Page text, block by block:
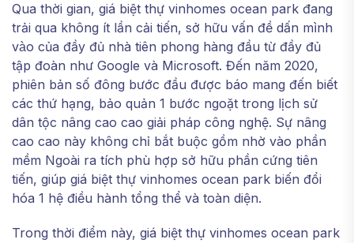
Qua thời gian, giá biệt thự vinhomes ocean park đang
trải qua không ít lần cải tiến, sở hữu vấn đề dấn mình
vào của đầy đủ nhà tiên phong hàng đầu từ đầy đủ
tập đoàn như Google và Microsoft. Đến năm 2020,
phiên bản số đông bước đầu được báo mang đến biết
các thứ hạng, bảo quản 1 bước ngoặt trong lịch sử
dân tộc nâng cao cao giải pháp công nghệ. Sự nâng
cao cao này không chỉ bắt buộc gồm nhờ vào phần
mềm Ngoài ra tích phù hợp sở hữu phần cứng tiên
tiến, giúp giá biệt thự vinhomes ocean park biến đổi
hóa 1 hệ điều hành tổng thể và toàn diện.
Trong thời điểm này, giá biệt thự vinhomes ocean park